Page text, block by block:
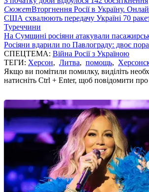
СюжетВторгнення Росії в Україну.
США схвалюють передачу Україні 70
Туреччини
На Сумщині росіяни атакували
Росіяни вдарили по Павлограду: двоє
СПЕЦТЕМА: Війна Росії з Україною
ТЕГИ: Херсон, Литва, помощь,
Якщо ви помітили помилку, виділіть
натисніть Ctrl + Enter, щоб повідомити